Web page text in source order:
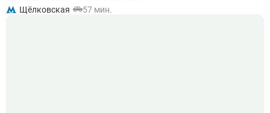
Щёлковская
57 мин.